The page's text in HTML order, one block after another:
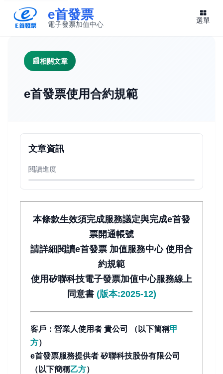
e首發票
電子發票加值中心 選單
相關文章
e首發票使用合約規範
本條款生效須完成服務議定與完成e首發
票開通帳號
請詳細閱讀e首發票 加值服務中心 使用合
約規範
使用矽聯科技電子發票加值中心服務線上
同意書 (版本:2025-12)
客戶：營業人使用者 貴公司 （以下簡稱甲
方）
e首發票服務提供者 矽聯科技股份有限公司
（以下簡稱乙方）
文章資訊
閱讀進度